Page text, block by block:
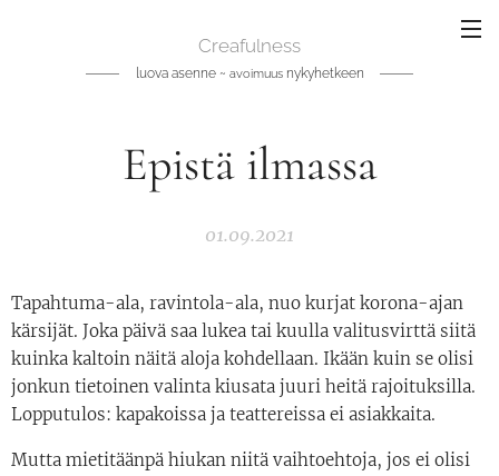
Creafulness
luova asenne ~ avoimuusnykyhetkeen
Epistä ilmassa
01.09.2021
Tapahtuma-ala, ravintola-ala, nuo kurjat korona-ajan
kärsijät. Joka päivä saa lukea tai kuulla valitusvirttä siitä
kuinka kaltoin näitä aloja kohdellaan. Ikään kuin se olisi
jonkun tietoinen valinta kiusata juuri heitä rajoituksilla.
Lopputulos: kapakoissa ja teattereissa ei asiakkaita.
Mutta mietitäänpä hiukan niitä vaihtoehtoja, jos ei olisi